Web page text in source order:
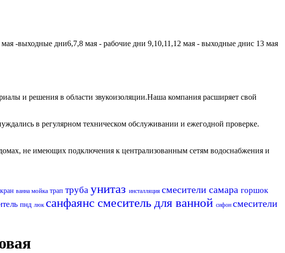
-выходные дни6,7,8 мая - рабочие дни 9,10,11,12 мая - выходные днис 13 мая
и решения в области звукоизоляции.Наша компания расширяет свой
в регулярном техническом обслуживании и ежегодной проверке.
не имеющих подключения к централизованным сетям водоснабжения и
кран ванна мойка трап труба унитаз инсталляция смесители самара горшок
пнд люк санфаянс смеситель для ванной сифон смесители